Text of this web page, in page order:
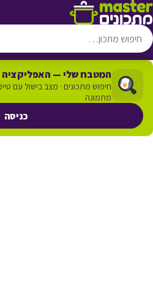
דלג לתוכן
המטבח שלי —
חיפוש מתכונים · מצב בישול עם
מתמונה
כניסה